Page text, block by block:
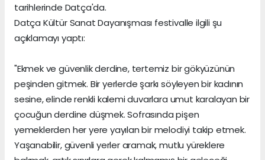
tarihlerinde Datça'da.
Datça Kültür Sanat Dayanışması festivalle ilgili şu
açıklamayı yaptı:
"Ekmek ve güvenlik derdine, tertemiz bir gökyüzünün
peşinden gitmek. Bir yerlerde şarkı söyleyen bir kadının
sesine, elinde renkli kalemi duvarlara umut karalayan bir
çocuğun derdine düşmek. Sofrasında pişen
yemeklerden her yere yayılan bir melodiyi takip etmek.
Yaşanabilir, güvenli yerler aramak, mutlu yüreklere